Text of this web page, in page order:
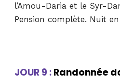
l’Amou-Daria et le Syr-
Pension complète. Nuit
JOUR 9 :Randonnée